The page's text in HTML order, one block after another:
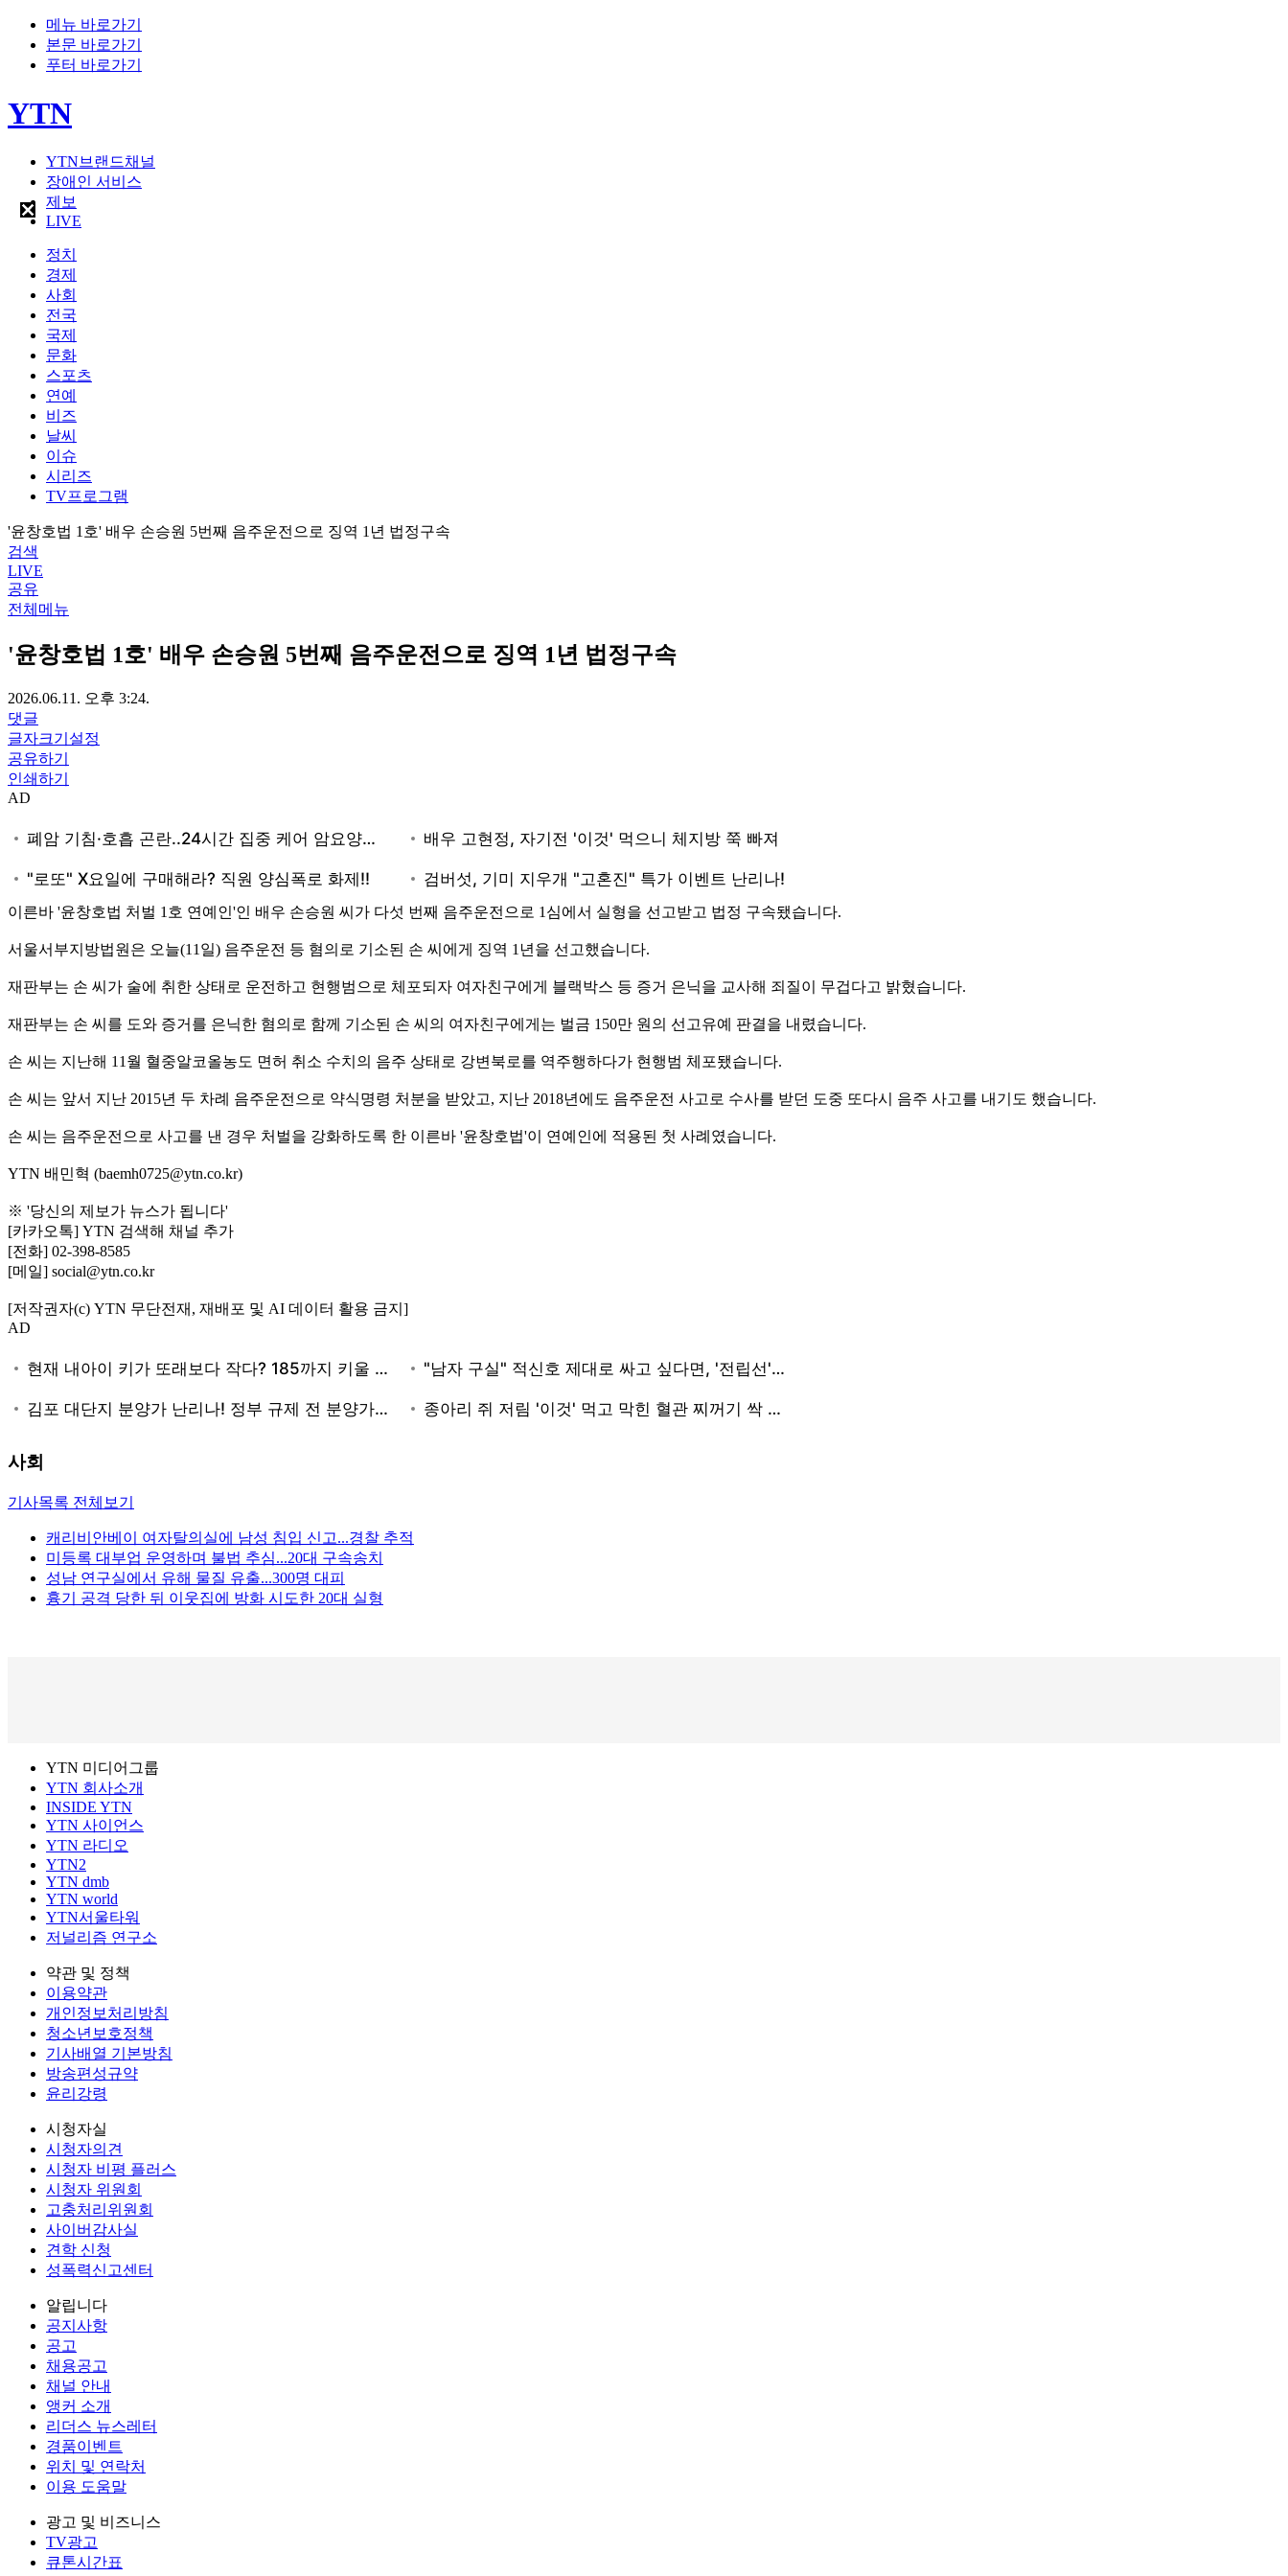
메뉴 바로가기
본문 바로가기
푸터 바로가기
YTN
YTN브랜드채널
장애인 서비스
제보
LIVE
정치
경제
사회
전국
국제
문화
스포츠
연예
비즈
날씨
이슈
시리즈
TV프로그램
'윤창호법 1호' 배우 손승원 5번째 음주운전으로 징역 1년 법정구속
검색
LIVE
공유
전체메뉴
'윤창호법 1호' 배우 손승원 5번째 음주운전으로 징역 1년 법정구속
2026.06.11. 오후 3:24.
댓글
글자크기설정
공유하기
인쇄하기
AD
이른바 '윤창호법 처벌 1호 연예인'인 배우 손승원 씨가 다섯 번째 음주운전으로 1심에서 실형을 선고받고 법정 구속됐습니다.
서울서부지방법원은 오늘(11일) 음주운전 등 혐의로 기소된 손 씨에게 징역 1년을 선고했습니다.
재판부는 손 씨가 술에 취한 상태로 운전하고 현행범으로 체포되자 여자친구에게 블랙박스 등 증거 은닉을 교사해 죄질이 무겁다고 밝혔습니다.
재판부는 손 씨를 도와 증거를 은닉한 혐의로 함께 기소된 손 씨의 여자친구에게는 벌금 150만 원의 선고유예 판결을 내렸습니다.
손 씨는 지난해 11월 혈중알코올농도 면허 취소 수치의 음주 상태로 강변북로를 역주행하다가 현행범 체포됐습니다.
손 씨는 앞서 지난 2015년 두 차례 음주운전으로 약식명령 처분을 받았고, 지난 2018년에도 음주운전 사고로 수사를 받던 도중 또다시 음주 사고를 내기도 했습니다.
손 씨는 음주운전으로 사고를 낸 경우 처벌을 강화하도록 한 이른바 '윤창호법'이 연예인에 적용된 첫 사례였습니다.
YTN 배민혁 (baemh0725@ytn.co.kr)
※ '당신의 제보가 뉴스가 됩니다'
[카카오톡] YTN 검색해 채널 추가
[전화] 02-398-8585
[메일] social@ytn.co.kr
[저작권자(c) YTN 무단전재, 재배포 및 AI 데이터 활용 금지]
AD
사회
기사목록 전체보기
캐리비안베이 여자탈의실에 남성 침입 신고...경찰 추적
미등록 대부업 운영하며 불법 추심...20대 구속송치
성남 연구실에서 유해 물질 유출...300명 대피
흉기 공격 당한 뒤 이웃집에 방화 시도한 20대 실형
YTN 미디어그룹
YTN 회사소개
INSIDE YTN
YTN 사이언스
YTN 라디오
YTN2
YTN dmb
YTN world
YTN서울타워
저널리즘 연구소
약관 및 정책
이용약관
개인정보처리방침
청소년보호정책
기사배열 기본방침
방송편성규약
윤리강령
시청자실
시청자의견
시청자 비평 플러스
시청자 위원회
고충처리위원회
사이버감사실
견학 신청
성폭력신고센터
알립니다
공지사항
공고
채용공고
채널 안내
앵커 소개
리더스 뉴스레터
경품이벤트
위치 및 연락처
이용 도움말
광고 및 비즈니스
TV광고
큐톤시간표